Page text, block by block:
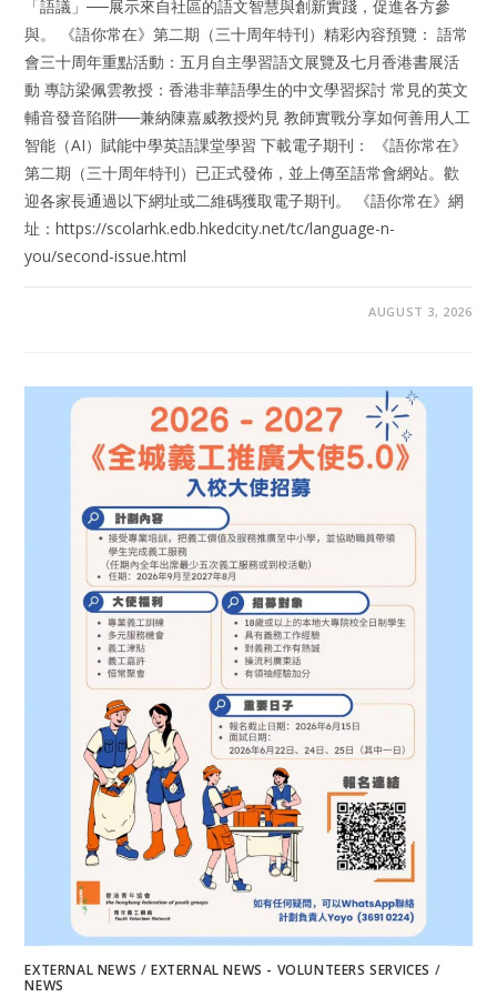
「語議」──展示來自社區的語文智慧與創新實踐，促進各方參
與。 《語你常在》第二期（三十周年特刊）精彩內容預覽： 語常
會三十周年重點活動：五月自主學習語文展覽及七月香港書展活
動 專訪梁佩雲教授：香港非華語學生的中文學習探討 常見的英文
輔音發音陷阱──兼納陳嘉威教授灼見 教師實戰分享如何善用人工
智能（AI）賦能中學英語課堂學習 下載電子期刊： 《語你常在》
第二期（三十周年特刊）已正式發佈，並上傳至語常會網站。歡
迎各家長通過以下網址或二維碼獲取電子期刊。 《語你常在》網
址：https://scolarhk.edb.hkedcity.net/tc/language-n-
you/second-issue.html
AUGUST 3, 2026
EXTERNAL NEWS /EXTERNAL NEWS - VOLUNTEERS SERVICES /
NEWS